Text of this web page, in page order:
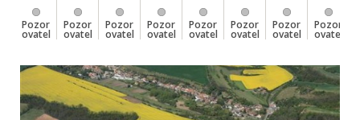
Pozor
ovatel
Pozor
ovatel
Pozor
ovatel
Pozor
ovatel
Pozor
ovatel
Pozor
ovatel
Pozor
ovatel
Pozor
ovatel